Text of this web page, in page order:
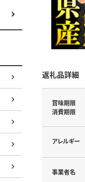
返礼品詳細
賞味期限
消費期限
アレルギー
事業者名